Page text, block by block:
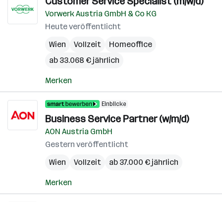
Vorwerk Austria GmbH & Co KG
Heute veröffentlicht
Wien
Vollzeit
Homeoffice
ab 33.068 € jährlich
Merken
Einblicke
Business Service Partner (w/m/d)
AON Austria GmbH
Gestern veröffentlicht
Wien
Vollzeit ab 37.000 € jährlich
Merken